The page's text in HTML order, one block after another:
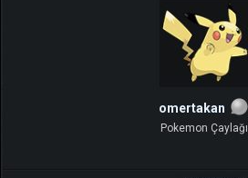
omertakan
Pokemon Çaylağı